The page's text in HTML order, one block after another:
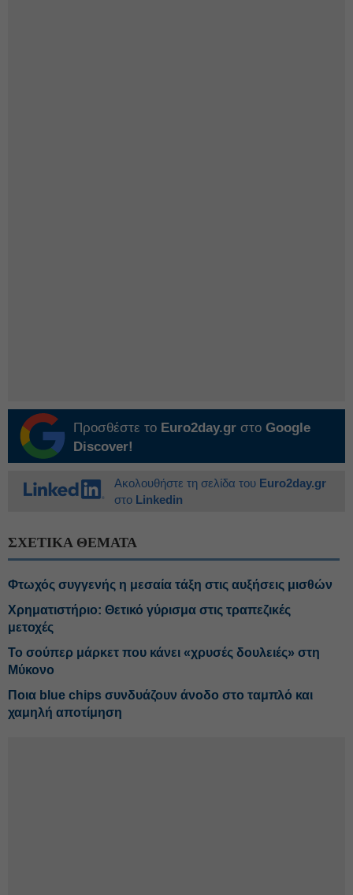
Προσθέστε το Euro2day.gr στο Google
Discover!
Ακολουθήστε τη σελίδα του Euro2day.gr
στο Linkedin
ΣΧΕΤΙΚΑ ΘΕΜΑΤΑ
Φτωχός συγγενής η μεσαία τάξη στις αυξήσεις μισθών
Χρηματιστήριο: Θετικό γύρισμα στις τραπεζικές
μετοχές
Το σούπερ μάρκετ που κάνει «χρυσές δουλειές» στη
Μύκονο
Ποια blue chips συνδυάζουν άνοδο στο ταμπλό και
χαμηλή αποτίμηση